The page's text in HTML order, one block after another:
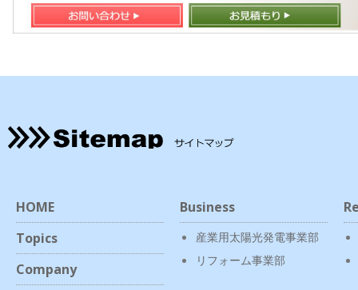
HOME
Topics
Company
Business
産業用太陽光発電事業部
リフォーム事業部